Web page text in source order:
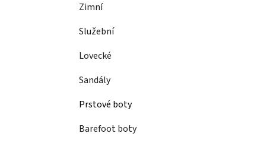
Zimní
Služební
Lovecké
Sandály
Prstové boty
Barefoot boty